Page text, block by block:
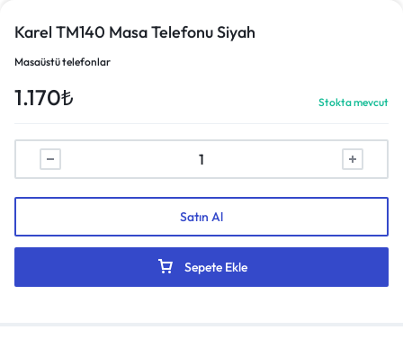
Karel TM140 Masa Telefonu Siyah
Masaüstü telefonlar
1.170₺ Stokta mevcut
Sepete Ekle
Satın Al